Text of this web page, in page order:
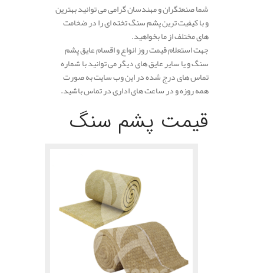
شما صنعتگران و مهندسان گرامی می توانید بهترین
و با کیفیت ترین پشم سنگ تخته ای را در ضخامت
های مختلف از ما بخواهید.
جهت استعلام قیمت روز انواع و اقسام عایق پشم
سنگ و یا سایر عایق های دیگر می توانید با شماره
تماس های درج شده در این وب سایت به صورت
همه روزه و در ساعت های اداری در تماس باشید.
قیمت پشم سنگ